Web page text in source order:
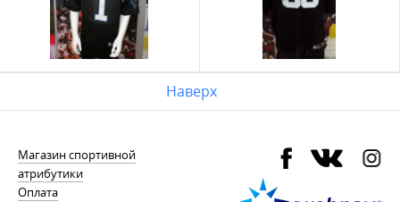
Наверх
Магазин спортивной
атрибутики
Оплата